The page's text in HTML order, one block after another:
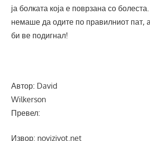
ја болката која е поврзана со
немаше да одите по правилниот пат,
би ве подигнал!
Автор: David
Превел:
Извор: novizivot.net